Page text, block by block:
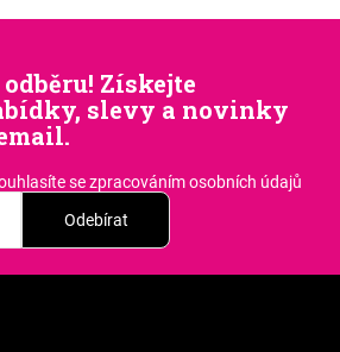
Získejte
slevy a novinky
se zpracováním osobních údajů
Odebírat